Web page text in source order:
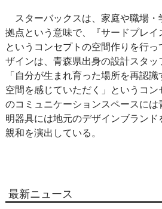
スターバックスは、家庭や職場・
拠点という意味で、『サードプレイ
というコンセプトの空間作りを行
ザインは、青森県出身の設計スタッ
「自分が生まれ育った場所を再認
空間を感じていただく」というコン
のコミュニケーションスペースには
明器具には地元のデザインブラン
親和を演出している。
最新ニュース